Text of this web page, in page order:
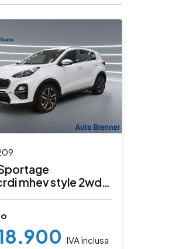
mhev style 2wd
IVA inclusa